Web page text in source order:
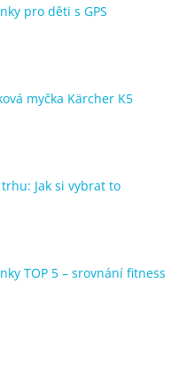
pro děti s GPS
myčka Kärcher K5
Jak si vybrat to
TOP 5 – srovnání fitness